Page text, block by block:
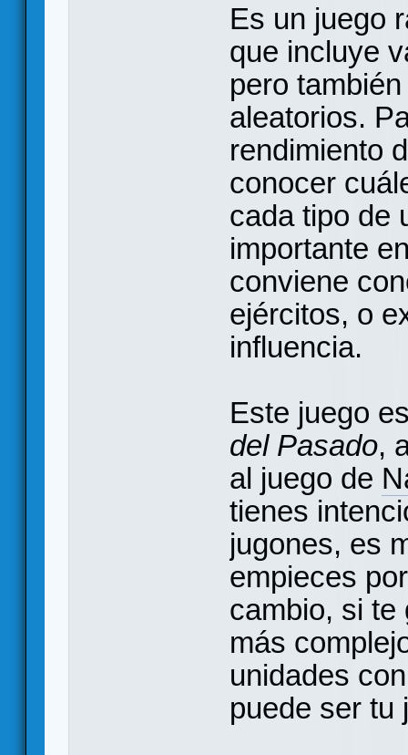
Es un juego
que incluye
pero
aleatorios.
rendimiento
conocer
cada tipo de
importante
conviene
ejércitos, o
influencia.
Este juego
del Pasado,
al juego de
tienes
jugones, es
empieces
cambio, si te
más
unidades
puede ser tu